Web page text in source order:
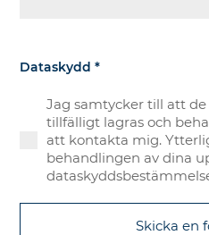
Dataskydd*
Jag samtycker till att
tillfälligt lagras och
att kontakta mig.
behandlingen av dina
Skicka en